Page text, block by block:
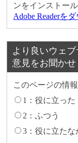
ンをインストー
Adobe Readerを
より良いウェ
意見をお聞か
このページの情
1：役に立った
2：ふつう
3：役に立たな